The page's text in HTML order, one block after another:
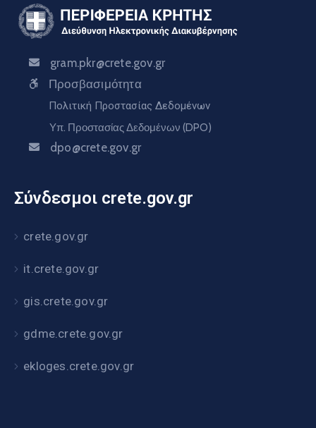
gram.pkr@crete.gov.gr
Προσβασιμότητα
Πολιτική Προστασίας Δεδομένων
Υπ. Προστασίας Δεδομένων (DPO)
dpo@crete.gov.gr
Σύνδεσμοι crete.gov.gr
crete.gov.gr
it.crete.gov.gr
gis.crete.gov.gr
gdme.crete.gov.gr
ekloges.crete.gov.gr